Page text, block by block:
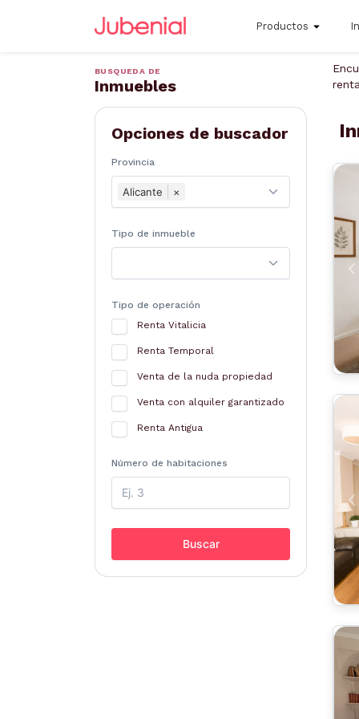
Productos
BUSQUEDA DE
Inmuebles
Opciones de buscador
Provincia
Alicante ×
Tipo de inmueble
Tipo de operación
Renta Vitalicia
Renta Temporal
Venta de la nuda propiedad
Venta con alquiler garantizado
Renta Antigua
Número de habitaciones
Buscar